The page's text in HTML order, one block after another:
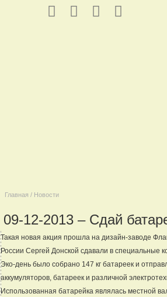
Главная / Новости
09-12-2013 – Сдай
Такая новая акция прошла на дизайн-заводе
России Сергей Донской сдавали в специальные
Эко-день было собрано 147 кг батареек и
аккумуляторов, батареек и различной
Использованная батарейка являлась местной